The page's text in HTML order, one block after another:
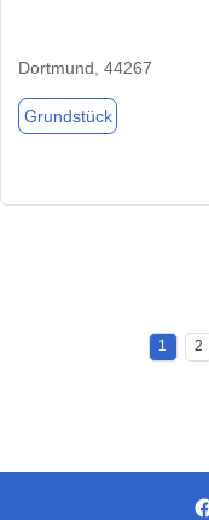
Dortmund, 44267
Grundstück
1 2